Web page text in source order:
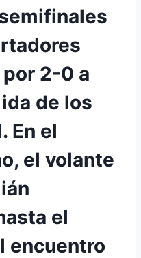
2-0 a
de los
En el
el volante
el
encuentro